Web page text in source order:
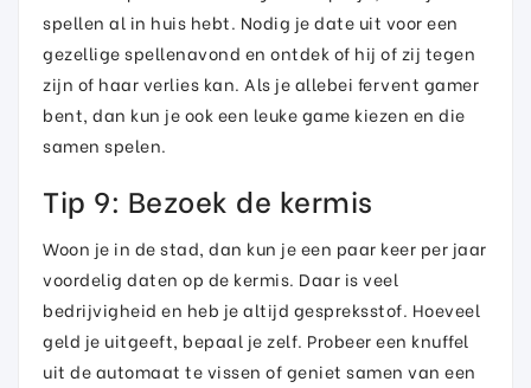
spellen al in huis hebt. Nodig je date uit voor een
gezellige spellenavond en ontdek of hij of zij tegen
zijn of haar verlies kan. Als je allebei fervent gamer
bent, dan kun je ook een leuke game kiezen en die
samen spelen.
Tip 9: Bezoek de kermis
Woon je in de stad, dan kun je een paar keer per jaar
voordelig daten op de kermis. Daar is veel
bedrijvigheid en heb je altijd gespreksstof. Hoeveel
geld je uitgeeft, bepaal je zelf. Probeer een knuffel
uit de automaat te vissen of geniet samen van een